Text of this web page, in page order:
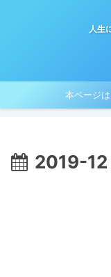
人生
本ページ
2019-12